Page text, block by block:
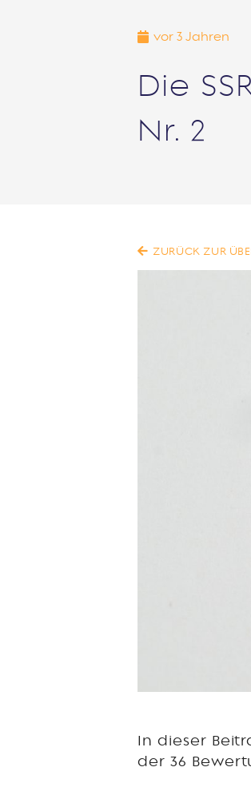
vor 3 Jahren
Die
Nr. 2
ZURÜCK ZUR
In dieser
der 36